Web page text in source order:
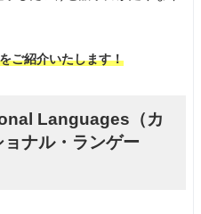
ご紹介いたします！
Languages（カ
ナル・ランゲー